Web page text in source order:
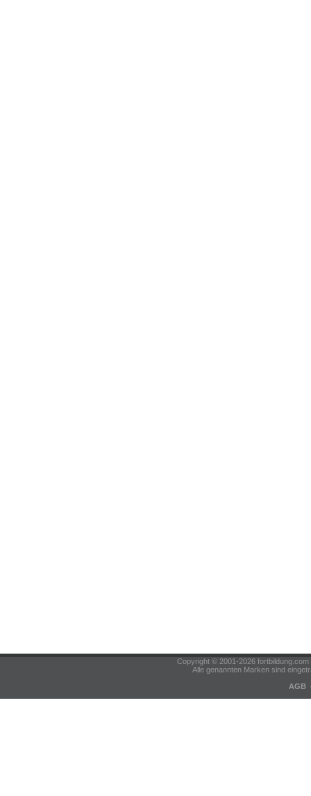
Copyright © 2001-2026
Alle genannten Marken sind
AGB